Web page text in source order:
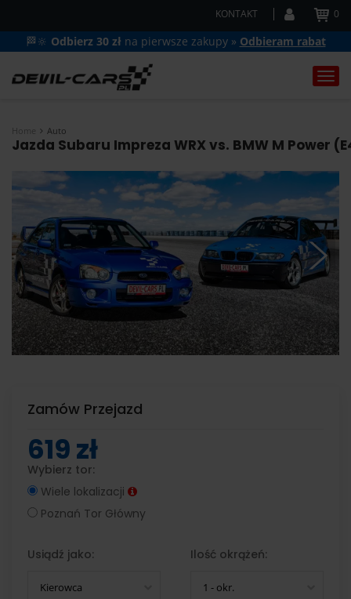
KONTAKT 0
🏁🔆 Odbierz 30 zł na pierwsze zakupy » Odbieram rabat
Home Auto
Jazda Subaru Impreza WRX vs. BMW M Power
Zamów Przejazd
619 zł
Wybierz tor:
Wiele lokalizacji
Poznań Tor Główny
Usiądź jako:
Kierowca
Ilość okrążeń:
1 - okr.